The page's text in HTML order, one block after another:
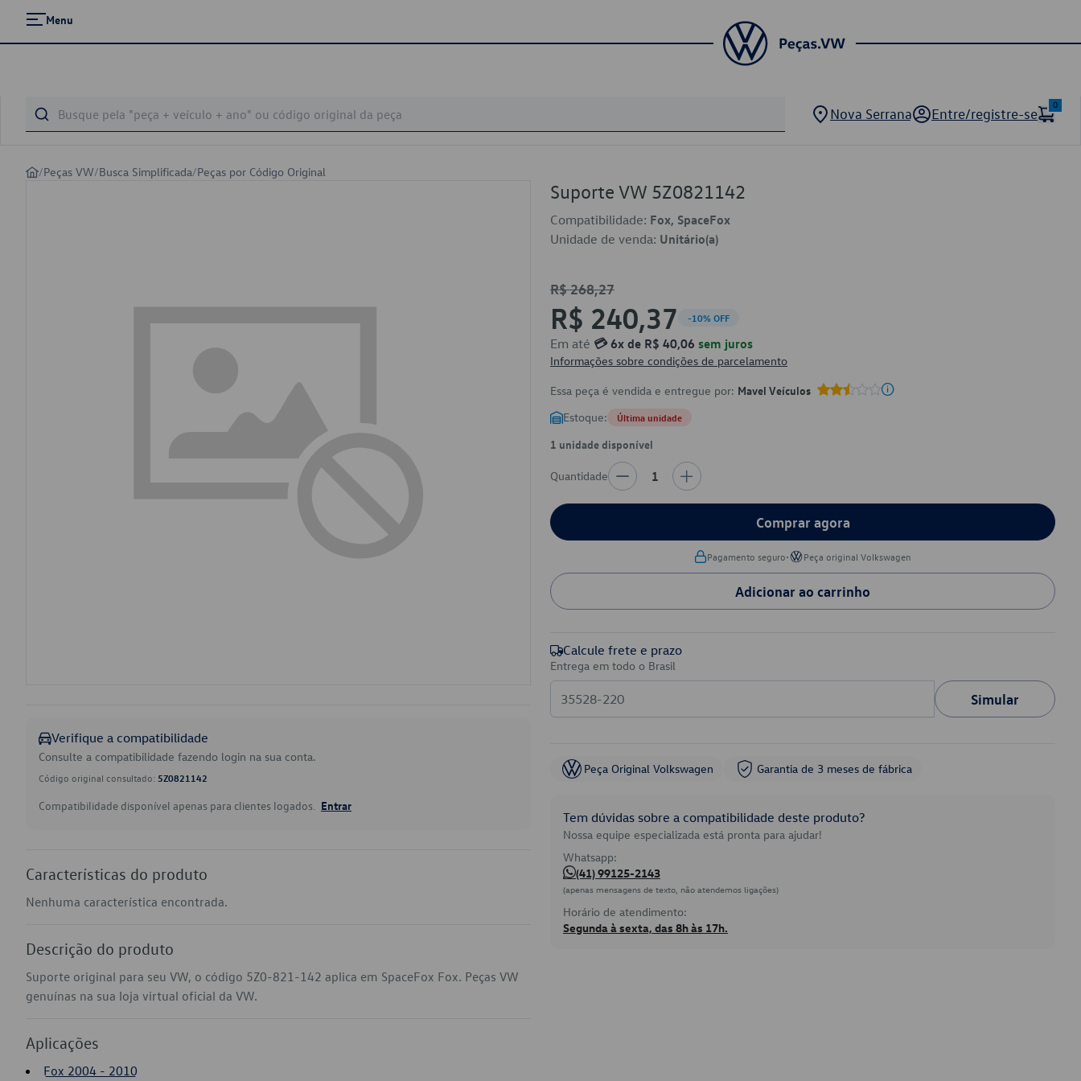
Menu
Nova Serrana Entre/registre-se
0
/Peças VW/Busca Simplificada/Peças por Código Original
Verifique a compatibilidade
Consulte a compatibilidade fazendo login na sua conta.
Código original consultado: 5Z0821142
Compatibilidade disponível apenas para clientes logados. Entrar
Características do produto
Nenhuma característica encontrada.
Descrição do produto
Suporte original para seu VW, o código 5Z0-821-142 aplica em SpaceFox Fox. Peças VW
genuínas na sua loja virtual oficial da VW.
Aplicações
Fox 2004 - 2010
Suporte VW 5Z0821142
Compatibilidade: Fox, SpaceFox
Unidade de venda: Unitário(a)
R$ 268,27
R$ 240,37 -10% OFF
Em até 💳 6x de R$ 40,06 sem juros
Informações sobre condições de parcelamento
Essa peça é vendida e entregue por: Mavel Veículos
Estoque: Última unidade
1 unidade disponível
Quantidade 1
Comprar agora
Pagamento seguro• Peça original Volkswagen
Adicionar ao carrinho
Calcule frete e prazo
Entrega em todo o Brasil
Simular
Peça Original Volkswagen Garantia de 3 meses de fábrica
Tem dúvidas sobre a compatibilidade deste produto?
Nossa equipe especializada está pronta para ajudar!
Whatsapp:
(41) 99125-2143
(apenas mensagens de texto, não atendemos ligações)
Horário de atendimento:
Segunda à sexta, das 8h às 17h.